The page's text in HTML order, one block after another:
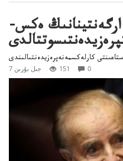
ارگەنتينانىڭ ەكس-
7 جىل بۇرىن 151 0